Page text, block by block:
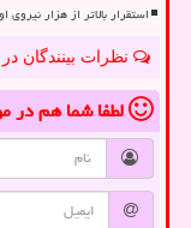
استقرار بالاتر از هزار
نظرات بینندگان
لطفا شما همدر